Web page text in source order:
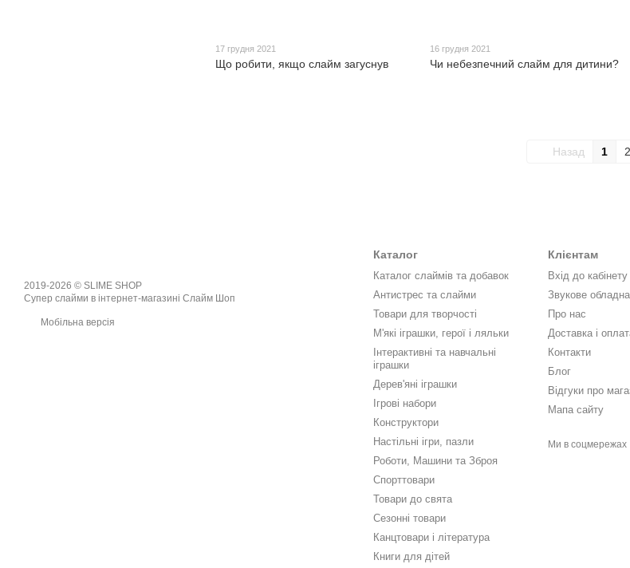
17 грудня 2021
Що робити, якщо слайм загуснув
16 грудня 2021
Чи небезпечний слайм для дитини?
Назад 1 2
2019-2026 © SLIME SHOP
Супер слайми в інтернет-магазині Слайм Шоп
Мобільна версія
Каталог
Каталог слаймів та добавок
Антистрес та слайми
Товари для творчості
М'які іграшки, герої і ляльки
Інтерактивні та навчальні
іграшки
Дерев'яні іграшки
Ігрові набори
Конструктори
Настільні ігри, пазли
Роботи, Машини та Зброя
Спорттовари
Товари до свята
Сезонні товари
Канцтовари і література
Книги для дітей
Клієнтам
Вхід до кабінету
Звукове
Про нас
Доставка і
Контакти
Блог
Відгуки про
Мапа сайту
Ми в соцмережах